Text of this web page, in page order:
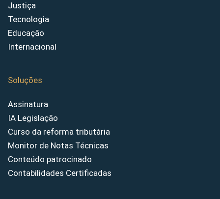
Justiça
Tecnologia
Educação
Internacional
Soluções
Assinatura
IA Legislação
Curso da reforma tributária
Monitor de Notas Técnicas
Conteúdo patrocinado
Contabilidades Certificadas